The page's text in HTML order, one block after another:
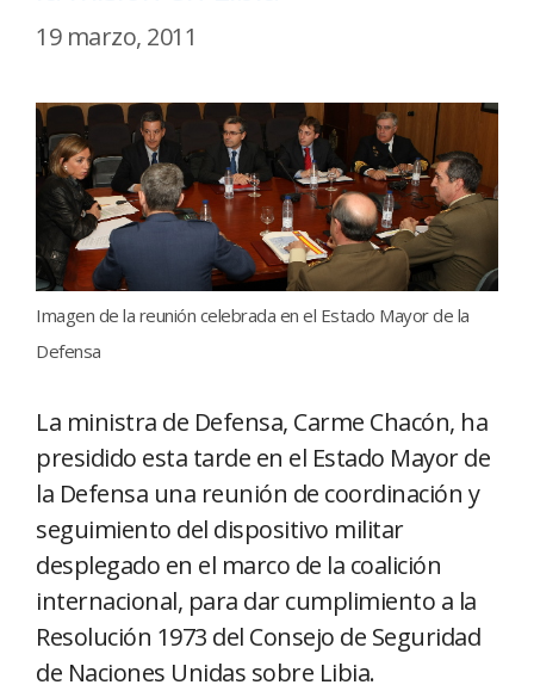
19 marzo, 2011
Imagen de la reunión celebrada en el Estado Mayor de la
Defensa
La ministra de Defensa, Carme Chacón, ha
presidido esta tarde en el Estado Mayor de
la Defensa una reunión de coordinación y
seguimiento del dispositivo militar
desplegado en el marco de la coalición
internacional, para dar cumplimiento a la
Resolución 1973 del Consejo de Seguridad
de Naciones Unidas sobre Libia.